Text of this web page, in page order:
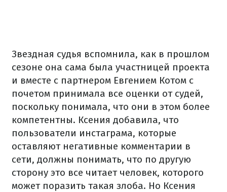
Звездная судья вспомнила, как в прошлом
сезоне она сама была участницей проекта
и вместе с партнером Евгением Котом с
почетом принимала все оценки от судей,
поскольку понимала, что они в этом более
компетентны. Ксения добавила, что
пользователи инстаграма, которые
оставляют негативные комментарии в
сети, должны понимать, что по другую
сторону это все читает человек, которого
может поразить такая злоба. Но Ксения